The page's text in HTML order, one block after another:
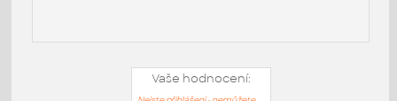
Vaše hodnocení: